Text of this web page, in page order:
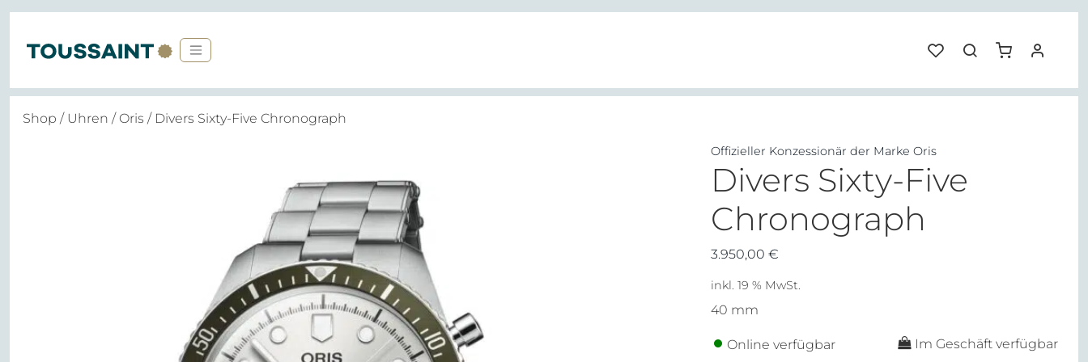
Shop / Uhren / Oris / Divers Sixty-Five Chronograph
Offizieller Konzessionär der Marke Oris
Divers Sixty-Five
Chronograph
3.950,00€
inkl. 19 % MwSt.
40 mm
Online verfügbar
Im Geschäft verfügbar